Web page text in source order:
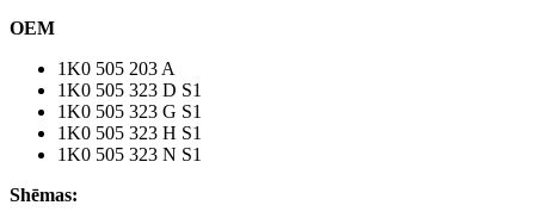
OEM
1K0 505 203 A
1K0 505 323 D S1
1K0 505 323 G S1
1K0 505 323 H S1
1K0 505 323 N S1
Shēmas: